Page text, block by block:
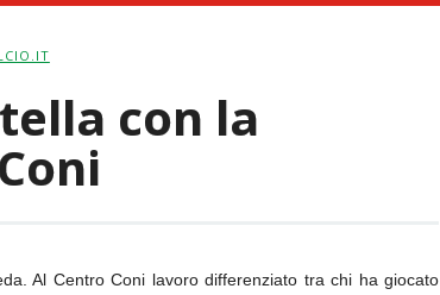
con la
Al Centro Coni lavoro differenziato tra chi ha giocato